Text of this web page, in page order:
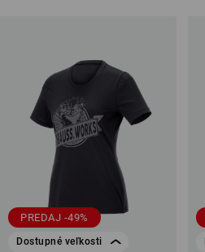
PREDAJ -49%
Dostupné veľkosti